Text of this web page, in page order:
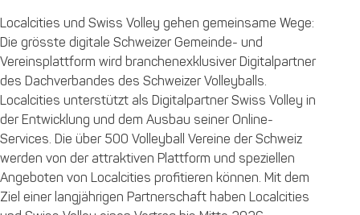
Localcities und Swiss Volley gehen gemeinsame Wege:
Die grösste digitale Schweizer Gemeinde- und
Vereinsplattform wird branchenexklusiver Digitalpartner
des Dachverbandes des Schweizer Volleyballs.
Localcities unterstützt als Digitalpartner Swiss Volley in
der Entwicklung und dem Ausbau seiner Online-
Services. Die über 500 Volleyball Vereine der Schweiz
werden von der attraktiven Plattform und speziellen
Angeboten von Localcities profitieren können. Mit dem
Ziel einer langjährigen Partnerschaft haben Localcities